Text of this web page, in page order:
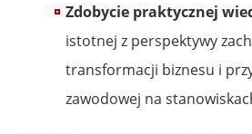
Zdobycie praktycznej
istotnej z perspektywy
transformacji biznesu i
zawodowej na